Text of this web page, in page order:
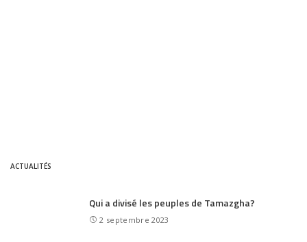
ACTUALITÉS
Qui a divisé les peuples de Tamazgha?
2 septembre 2023